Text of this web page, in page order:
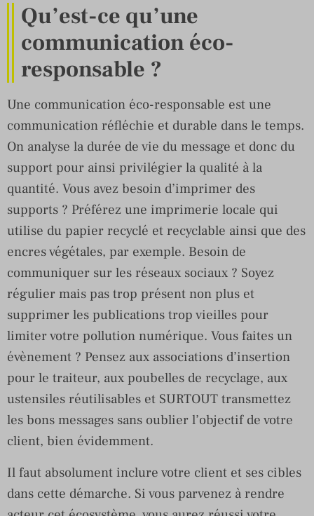
Qu’est-ce qu’une
communication éco-
responsable ?
Une communication éco-responsable est une
communication réfléchie et durable dans le temps.
On analyse la durée de vie du message et donc du
support pour ainsi privilégier la qualité à la
quantité. Vous avez besoin d’imprimer des
supports ? Préférez une imprimerie locale qui
utilise du papier recyclé et recyclable ainsi que des
encres végétales, par exemple. Besoin de
communiquer sur les réseaux sociaux ? Soyez
régulier mais pas trop présent non plus et
supprimer les publications trop vieilles pour
limiter votre pollution numérique. Vous faites un
évènement ? Pensez aux associations d’insertion
pour le traiteur, aux poubelles de recyclage, aux
ustensiles réutilisables et SURTOUT transmettez
les bons messages sans oublier l’objectif de votre
client, bien évidemment.
Il faut absolument inclure votre client et ses cibles
dans cette démarche. Si vous parvenez à rendre